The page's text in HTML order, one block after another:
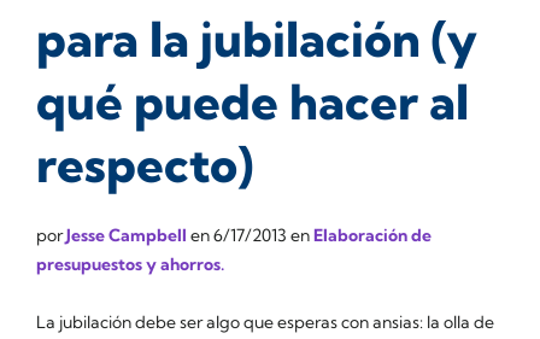
para la jubilación (y
qué puede hacer al
respecto)
porJesse Campbell en6/17/2013 enElaboración de
presupuestos y ahorros.
La jubilación debe ser algo que esperas con ansias: la olla de